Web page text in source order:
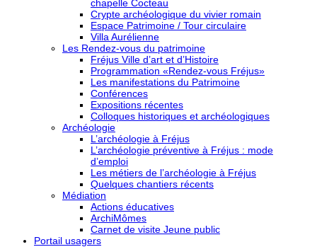
chapelle Cocteau
Crypte archéologique du vivier romain
Espace Patrimoine / Tour circulaire
Villa Aurélienne
Les Rendez-vous du patrimoine
Fréjus Ville d’art et d’Histoire
Programmation «Rendez-vous Fréjus»
Les manifestations du Patrimoine
Conférences
Expositions récentes
Colloques historiques et archéologiques
Archéologie
L’archéologie à Fréjus
L’archéologie préventive à Fréjus : mode
d’emploi
Les métiers de l’archéologie à Fréjus
Quelques chantiers récents
Médiation
Actions éducatives
ArchiMômes
Carnet de visite Jeune public
Portail usagers